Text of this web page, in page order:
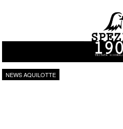
Vai al contenuto
NEWS AQUILOTTE